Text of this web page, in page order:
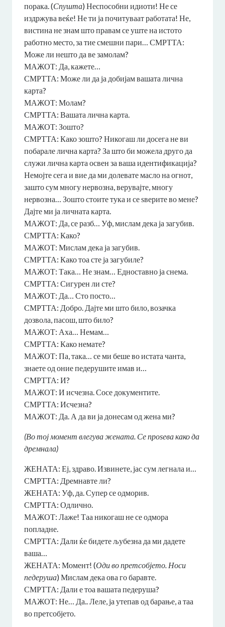
порака. (Спушта) Неспособни идиоти! Не се
издржува веќе! Не ти ја почитуваат работата! Не,
вистина не знам што правам се уште на истото
работно место, за тие смешни пари… СМРТТА:
Може ли нешто да ве замолам?
МАЖОТ: Да, кажете…
СМРТТА: Може ли да ја добијам вашата лична
карта?
МАЖОТ: Молам?
СМРТТА: Вашата лична карта.
МАЖОТ: Зошто?
СМРТТА: Како зошто? Никогаш ли досега не ви
побарале лична карта? За што би можела друго да
служи лична карта освен за ваша идентификација?
Немојте сега и вие да ми долевате масло на огнот,
зашто сум многу нервозна, верувајте, многу
нервозна… Зошто стоите тука и се ѕверите во мене?
Дајте ми ја личната карта.
МАЖОТ: Да, се разб… Уф, мислам дека ја загубив.
СМРТТА: Како?
МАЖОТ: Мислам дека ја загубив.
СМРТТА: Како тоа сте ја загубиле?
МАЖОТ: Така… Не знам… Едноставно ја снема.
СМРТТА: Сигурен ли сте?
МАЖОТ: Да… Сто посто…
СМРТТА: Добро. Дајте ми што било, возачка
дозвола, пасош, што било?
МАЖОТ: Аха… Немам…
СМРТТА: Како немате?
МАЖОТ: Па, така… се ми беше во истата чанта,
знаете од оние педерушите имав и…
СМРТТА: И?
МАЖОТ: И исчезна. Сосе документите.
СМРТТА: Исчезна?
МАЖОТ: Да. А да ви ја донесам од жена ми?
(Во тој момент влегува жената. Се проѕева како да
дремнала)
ЖЕНАТА: Еј, здраво. Извинете, јас сум легнала и…
СМРТТА: Дремнавте ли?
ЖЕНАТА: Уф, да. Супер се одморив.
СМРТТА: Одлично.
МАЖОТ: Лаже! Таа никогаш не се одмора
попладне.
СМРТТА: Дали ќе бидете љубезна да ми дадете
ваша…
ЖЕНАТА: Момент! (Оди во претсобјето. Носи
педеруша) Мислам дека ова го баравте.
СМРТТА: Дали е тоа вашата педеруша?
МАЖОТ: Не… Да.. Леле, ја утепав од барање, а таа
во претсобјето.